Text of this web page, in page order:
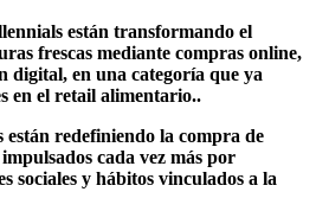
están transformando el
frescas mediante compras online,
digital, en una categoría que ya
en el retail alimentario..
están redefiniendo la compra de
cada vez más por
sociales y hábitos vinculados a la